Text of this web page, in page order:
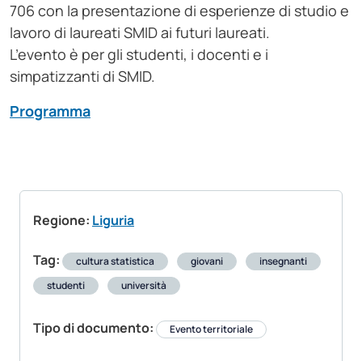
Regione: Liguria
Tag: cultura statistica giovani
insegnanti
studenti
università
Tipo di documento: Evento territoriale
706 con la presentazione di esperienze di studio e
lavoro di laureati SMID ai futuri laureati.
L’evento è per gli studenti, i docenti e i
simpatizzanti di SMID.
Programma